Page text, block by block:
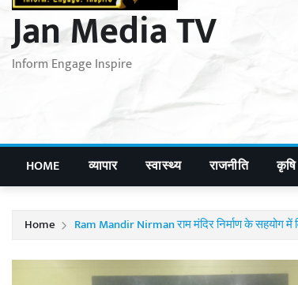
Jan Media TV
Inform Engage Inspire
HOME व्यापार स्वास्थ्य राजनीति कृषि
Home Ram Mandir Nirman राम मंदिर निर्माण के सहयोग में